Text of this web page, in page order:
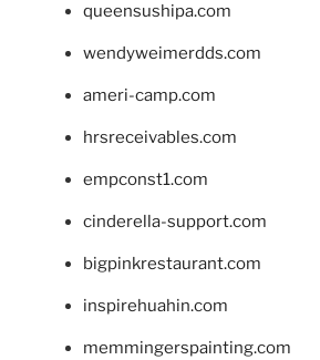
queensushipa.com
wendyweimerdds.com
ameri-camp.com
hrsreceivables.com
empconst1.com
cinderella-support.com
bigpinkrestaurant.com
inspirehuahin.com
memmingerspainting.com